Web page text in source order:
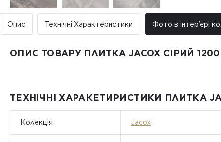
Опис Технічні Характеристики Фото в інтер’єрі
ОПИС ТОВАРУ ПЛИТКА JACOX СІРИЙ
ТЕХНІЧНІ ХАРАКЕТИРИСТИКИ ПЛИТКА
Колекція Jacox